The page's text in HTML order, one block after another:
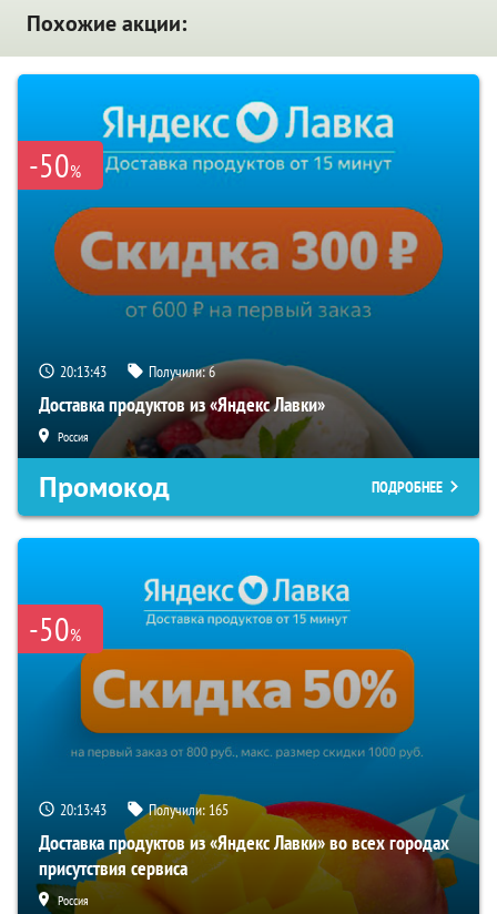
Похожие акции:
-50%
20:13:42 Получили:6
Доставка продуктов из «Яндекс Лавки»
Россия
Промокод ПОДРОБНЕЕ
-50%
20:13:42 Получили: 165
Доставка продуктов из «Яндекс Лавки» во всех городах
присутствия сервиса
Россия